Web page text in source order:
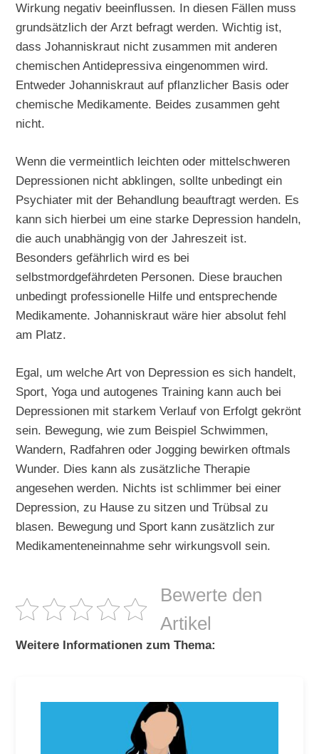
Wirkung negativ beeinflussen. In diesen Fällen muss
grundsätzlich der Arzt befragt werden. Wichtig ist,
dass Johanniskraut nicht zusammen mit anderen
chemischen Antidepressiva eingenommen wird.
Entweder Johanniskraut auf pflanzlicher Basis oder
chemische Medikamente. Beides zusammen geht
nicht.
Wenn die vermeintlich leichten oder mittelschweren
Depressionen nicht abklingen, sollte unbedingt ein
Psychiater mit der Behandlung beauftragt werden. Es
kann sich hierbei um eine starke Depression handeln,
die auch unabhängig von der Jahreszeit ist.
Besonders gefährlich wird es bei
selbstmordgefährdeten Personen. Diese brauchen
unbedingt professionelle Hilfe und entsprechende
Medikamente. Johanniskraut wäre hier absolut fehl
am Platz.
Egal, um welche Art von Depression es sich handelt,
Sport, Yoga und autogenes Training kann auch bei
Depressionen mit starkem Verlauf von Erfolgt gekrönt
sein. Bewegung, wie zum Beispiel Schwimmen,
Wandern, Radfahren oder Jogging bewirken oftmals
Wunder. Dies kann als zusätzliche Therapie
angesehen werden. Nichts ist schlimmer bei einer
Depression, zu Hause zu sitzen und Trübsal zu
blasen. Bewegung und Sport kann zusätzlich zur
Medikamenteneinnahme sehr wirkungsvoll sein.
Bewerte den
Artikel
Weitere Informationen zum Thema: